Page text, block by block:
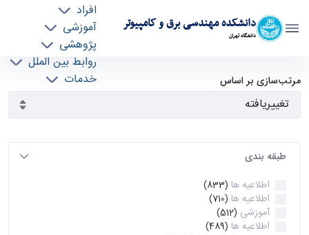
دانشکده مهندسی برق و کامپیوتر
دانشگاه تهران
افراد
آموزشی
پژوهشی
روابط بین الملل
خدمات
آرشیو اطلاعیه ها - ece- دانشکده مهندسی برق و
کامپیوتر
مرتب‌سازی بر اساس
طبقه بندی
اطلاعیه ها (833)
اطلاعیه ها (710)
آموزشی (512)
اطلاعیه ها (489)